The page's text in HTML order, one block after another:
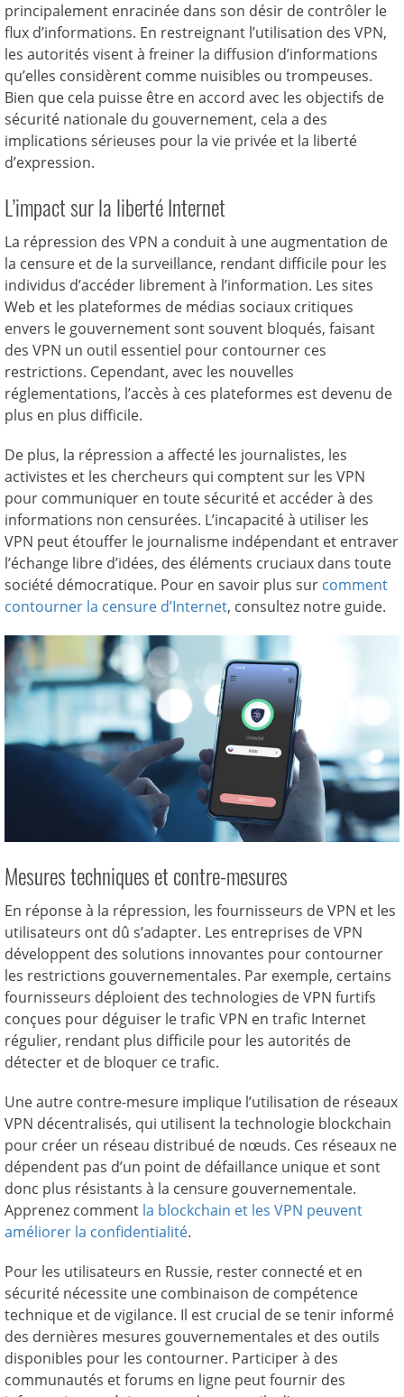
principalement enracinée dans son désir de contrôler le
flux d’informations. En restreignant l’utilisation des VPN,
les autorités visent à freiner la diffusion d’informations
qu’elles considèrent comme nuisibles ou trompeuses.
Bien que cela puisse être en accord avec les objectifs de
sécurité nationale du gouvernement, cela a des
implications sérieuses pour la vie privée et la liberté
d’expression.
L’impact sur la liberté Internet
La répression des VPN a conduit à une augmentation de
la censure et de la surveillance, rendant difficile pour les
individus d’accéder librement à l’information. Les sites
Web et les plateformes de médias sociaux critiques
envers le gouvernement sont souvent bloqués, faisant
des VPN un outil essentiel pour contourner ces
restrictions. Cependant, avec les nouvelles
réglementations, l’accès à ces plateformes est devenu de
plus en plus difficile.
De plus, la répression a affecté les journalistes, les
activistes et les chercheurs qui comptent sur les VPN
pour communiquer en toute sécurité et accéder à des
informations non censurées. L’incapacité à utiliser les
VPN peut étouffer le journalisme indépendant et entraver
l’échange libre d’idées, des éléments cruciaux dans toute
société démocratique. Pour en savoir plus sur comment
contourner la censure d’Internet, consultez notre guide.
Mesures techniques et contre-mesures
En réponse à la répression, les fournisseurs de VPN et les
utilisateurs ont dû s’adapter. Les entreprises de VPN
développent des solutions innovantes pour contourner
les restrictions gouvernementales. Par exemple, certains
fournisseurs déploient des technologies de VPN furtifs
conçues pour déguiser le trafic VPN en trafic Internet
régulier, rendant plus difficile pour les autorités de
détecter et de bloquer ce trafic.
Une autre contre-mesure implique l’utilisation de réseaux
VPN décentralisés, qui utilisent la technologie blockchain
pour créer un réseau distribué de nœuds. Ces réseaux ne
dépendent pas d’un point de défaillance unique et sont
donc plus résistants à la censure gouvernementale.
Apprenez comment la blockchain et les VPN peuvent
améliorer la confidentialité.
Pour les utilisateurs en Russie, rester connecté et en
sécurité nécessite une combinaison de compétence
technique et de vigilance. Il est crucial de se tenir informé
des dernières mesures gouvernementales et des outils
disponibles pour les contourner. Participer à des
communautés et forums en ligne peut fournir des